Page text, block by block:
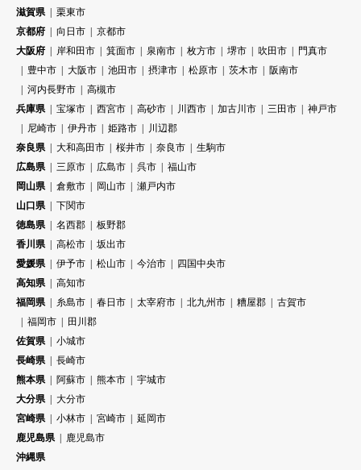
滋賀県
栗東市
京都府
向日市
京都市
大阪府
岸和田市 箕面市 泉南市 枚方市 堺市 吹田市
門真市
豊中市
大阪市 池田市 摂津市 松原市 茨木市
阪南市
河内長野市
高槻市
兵庫県
宝塚市 西宮市 高砂市 川西市 加古川市 三田市
神戸市
尼崎市
伊丹市 姫路市
川辺郡
奈良県
大和高田市 桜井市 奈良市
生駒市
広島県
三原市 広島市 呉市
福山市
岡山県
倉敷市 岡山市
瀬戸内市
山口県
下関市
徳島県
名西郡
板野郡
香川県
高松市
坂出市
愛媛県
伊予市 松山市 今治市
四国中央市
高知県
高知市
福岡県
糸島市 春日市 太宰府市 北九州市 糟屋郡
古賀市
福岡市
田川郡
佐賀県
小城市
長崎県
長崎市
熊本県
阿蘇市 熊本市
宇城市
大分県
大分市
宮崎県
小林市 宮崎市
延岡市
鹿児島県
鹿児島市
沖縄県